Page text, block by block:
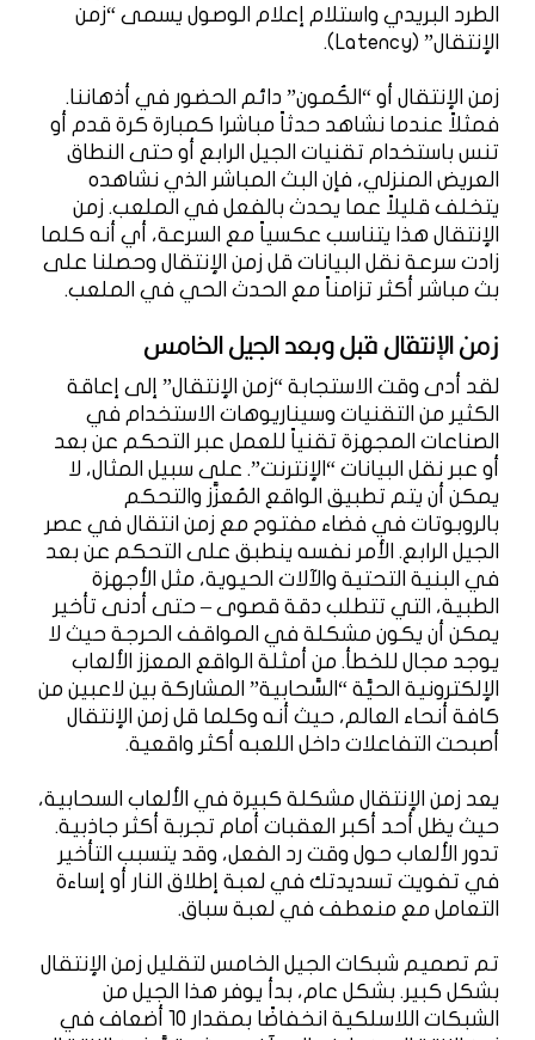
الطرد البريدي واستلام إعلام الوصول يسمى “زمن
الإنتقال” (Latency).
زمن الإنتقال أو “الكُمون” دائم الحضور في أذهاننا.
فمثلاً عندما نشاهد حدثاً مباشرا كمبارة كرة قدم أو
تنس باستخدام تقنيات الجيل الرابع أو حتى النطاق
العريض المنزلي، فإن البث المباشر الذي نشاهده
يتخلف قليلاً عما يحدث بالفعل في الملعب. زمن
الإنتقال هذا يتناسب عكسياً مع السرعة، أي أنه كلما
زادت سرعة نقل البيانات قل زمن الإنتقال وحصلنا على
بث مباشر أكثر تزامناً مع الحدث الحي في الملعب.
زمن الإنتقال قبل وبعد الجيل الخامس
لقد أدى وقت الاستجابة “زمن الإنتقال” إلى إعاقة
الكثير من التقنيات وسيناريوهات الاستخدام في
الصناعات المجهزة تقنياً للعمل عبر التحكم عن بعد
أو عبر نقل البيانات “الإنترنت”. على سبيل المثال، لا
يمكن أن يتم تطبيق الواقع المُعزَّز والتحكم
بالروبوتات في فضاء مفتوح مع زمن انتقال في عصر
الجيل الرابع. الأمر نفسه ينطبق على التحكم عن بعد
في البنية التحتية والآلات الحيوية، مثل الأجهزة
الطبية، التي تتطلب دقة قصوى – حتى أدنى تأخير
يمكن أن يكون مشكلة في المواقف الحرجة حيث لا
يوجد مجال للخطأ. من أمثلة الواقع المعزز الألعاب
الإلكترونية الحيَّة “السَّحابية” المشاركة بين لاعبين من
كافة أنحاء العالم، حيث أنه وكلما قل زمن الإنتقال
أصبحت التفاعلات داخل اللعبه أكثر واقعية.
يعد زمن الإنتقال مشكلة كبيرة في الألعاب السحابية،
حيث يظل أحد أكبر العقبات أمام تجربة أكثر جاذبية.
تدور الألعاب حول وقت رد الفعل، وقد يتسبب التأخير
في تفويت تسديدتك في لعبة إطلاق النار أو إساءة
التعامل مع منعطف في لعبة سباق.
تم تصميم شبكات الجيل الخامس لتقليل زمن الإنتقال
بشكل كبير. بشكل عام، بدأ يوفر هذا الجيل من
الشبكات اللاسلكية انخفاضًا بمقدار 10 أضعاف في